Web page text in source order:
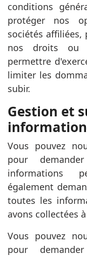
conditions
protéger nos
sociétés
nos droits ou
permettre
limiter les
subir.
Gestion et
Vous pouvez
pour
informations
également
toutes les
avons collectées
Vous pouvez
pour